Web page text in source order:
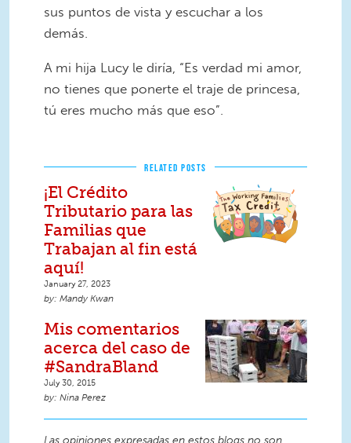
sus puntos de vista y escuchar a los
demás.
A mi hija Lucy le diría, “Es verdad mi amor,
no tienes que ponerte el traje de princesa,
tú eres mucho más que eso”.
RELATED POSTS
¡El Crédito
Tributario para las
Familias que
Trabajan al fin está
aquí!
January 27, 2023
Mandy Kwan
Mis comentarios
acerca del caso de
#SandraBland
July 30, 2015
Nina Perez